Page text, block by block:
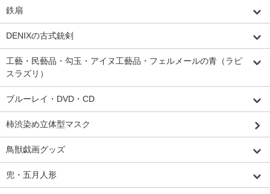
鉄扇
DENIXの古式銃剣
工藝・民藝品・勾玉・アイヌ工藝品・フェルメールの青（ラピ
スラズリ）
ブルーレイ・DVD・CD
柿渋染め立体型マスク
鳥獣戯画グッズ
兜・五月人形